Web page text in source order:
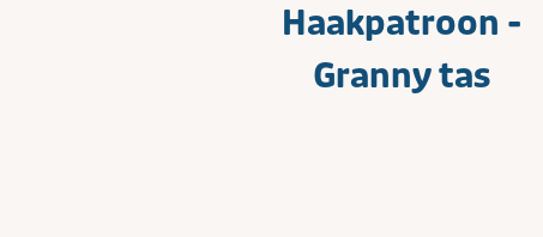
Haakpatroon -
Granny tas